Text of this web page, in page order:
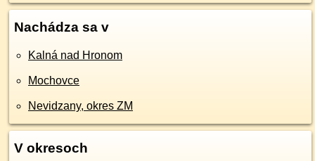
Nachádza sa v
Kalná nad Hronom
Mochovce
Nevidzany, okres ZM
V okresoch